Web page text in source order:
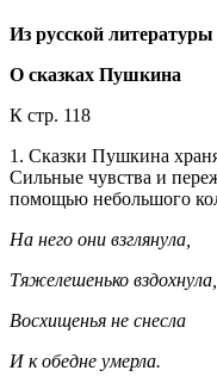
Из русской
О сказках Пушкина
К стр. 118
1. Сказки Пушкина
Сильные чувства и
помощью небольшого
На него они взглянула,
Тяжелешенько вздохнула,
Восхищенья не снесла
И к обедне умерла.